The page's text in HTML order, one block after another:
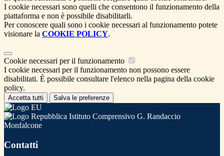
I cookie necessari sono quelli che consentono il funzionamento della
piattaforma e non è possibile disabilitarli.
Per conoscere quali sono i cookie necessari al funzionamento potete
visionare la COOKIE POLICY.
Cookie necessari per il funzionamento
I cookie necessari per il funzionamento non possono essere
disabilitati. È possibile consultare l'elenco nella pagina della cookie
policy.
Accetta tutti Salva le preferenze
Istituto Comprensivo G. Randaccio
Monfalcone
Contatti